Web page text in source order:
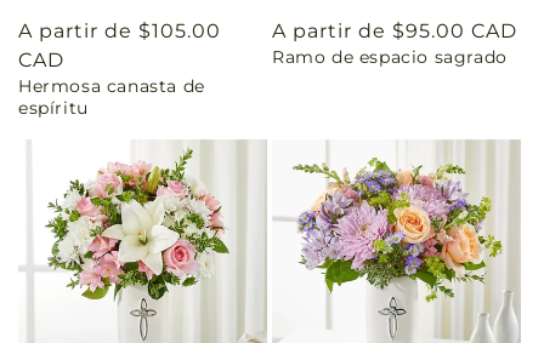
Precio
habitual
A partir de $105.00
CAD
Hermosa canasta de
espíritu
Precio
habitual
A partir de $95.00 CAD
Ramo de espacio sagrado